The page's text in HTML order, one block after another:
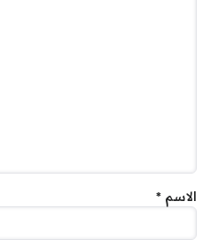
الاسم *